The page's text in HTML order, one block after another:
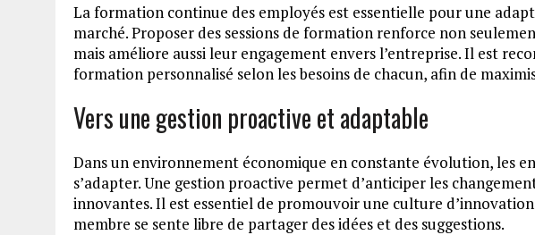
La formation continue des employés est essentielle pour une
marché. Proposer des sessions de formation renforce non
mais améliore aussi leur engagement envers l’entreprise. Il est
formation personnalisé selon les besoins de chacun, afin de
Vers une gestion proactive et adaptable
Dans un environnement économique en constante évolution, les
s’adapter. Une gestion proactive permet d’anticiper les
innovantes. Il est essentiel de promouvoir une culture d’innovation
membre se sente libre de partager des idées et des suggestions.